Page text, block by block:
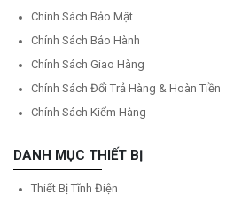
Chính Sách Bảo Mật
Chính Sách Bảo Hành
Chính Sách Giao Hàng
Chính Sách Đổi Trả Hàng & Hoàn Tiền
Chính Sách Kiểm Hàng
DANH MỤC THIẾT BỊ
Thiết Bị Tĩnh Điện